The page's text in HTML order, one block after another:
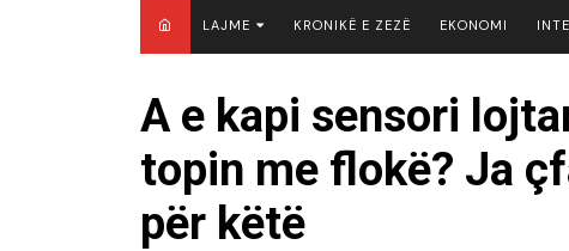
LAJME
KOSOVË
SHQIPËRI
BOTË
KRONIKË E ZEZË EKONOMI
A e kapi sensori
topin me flokë? Ja
për këtë